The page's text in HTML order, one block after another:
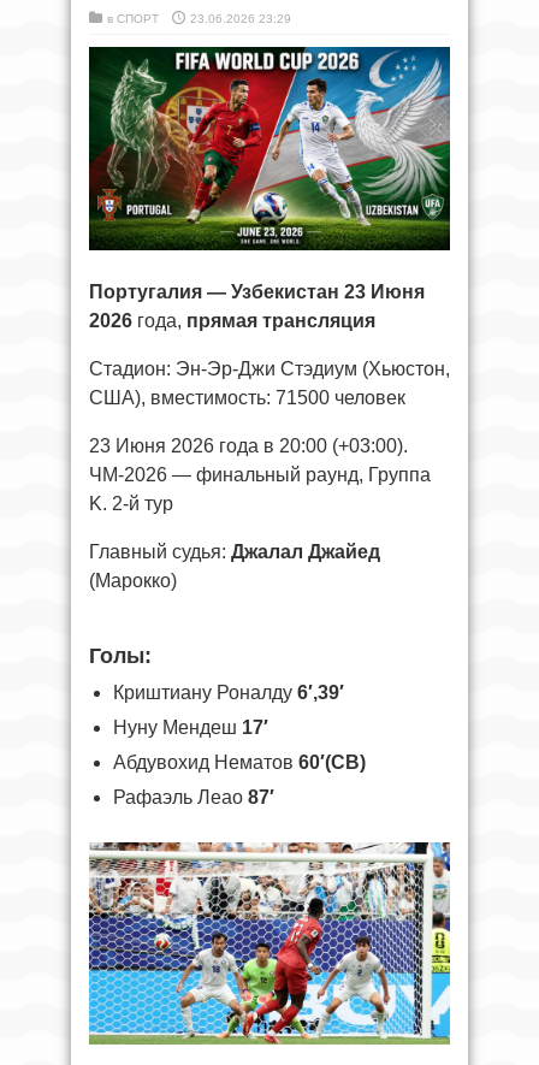
в СПОРТ 23.06.2026 23:29
Португалия — Узбекистан 23 Июня
2026 года, прямая трансляция
Стадион: Эн-Эр-Джи Стэдиум (Хьюстон,
США), вместимость: 71500 человек
23 Июня 2026 года в 20:00 (+03:00).
ЧМ-2026 — финальный раунд, Группа
K. 2-й тур
Главный судья: Джалал Джайед
(Марокко)
Голы:
Криштиану Роналду 6′,39′
Нуну Мендеш 17′
Абдувохид Нематов 60′(СВ)
Рафаэль Леао 87′